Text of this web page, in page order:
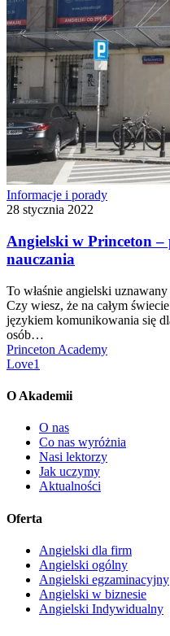
Angielski
w
–
poznaj
nasze
nauczania
Informacje i porady
28 stycznia 2022
Angielski w Princeton –
nauczania
To właśnie angielski
Czy wiesz, że na całym
językiem komunikowania się
osób…
Princeton Academy
Love1
O Akademii
O nas
Co nas wyróżnia
Nasi lektorzy
Jak uczymy
Aktualności
Oferta
Angielski dla firm
Angielski ogólny
Angielski egzaminacyjny
Angielski w biznesie
Angielski Indywidualny